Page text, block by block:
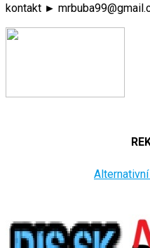
kontakt ►